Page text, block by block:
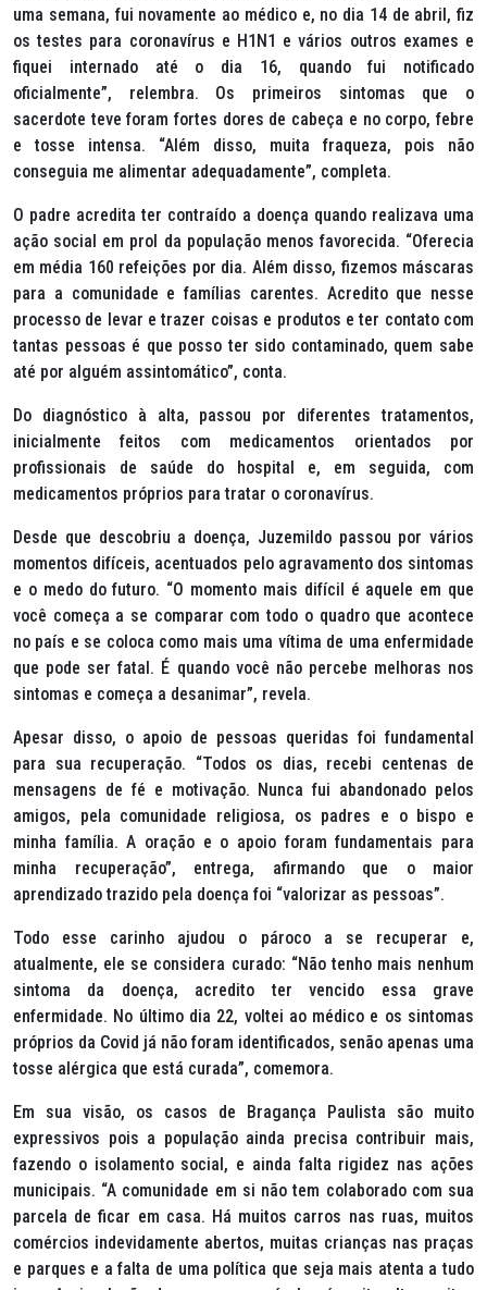
uma semana, fui novamente ao médico e, no dia 14 de abril, fiz
os testes para coronavírus e H1N1 e vários outros exames e
fiquei internado até o dia 16, quando fui notificado
oficialmente”, relembra. Os primeiros sintomas que o
sacerdote teve foram fortes dores de cabeça e no corpo, febre
e tosse intensa. “Além disso, muita fraqueza, pois não
conseguia me alimentar adequadamente”, completa.
O padre acredita ter contraído a doença quando realizava uma
ação social em prol da população menos favorecida. “Oferecia
em média 160 refeições por dia. Além disso, fizemos máscaras
para a comunidade e famílias carentes. Acredito que nesse
processo de levar e trazer coisas e produtos e ter contato com
tantas pessoas é que posso ter sido contaminado, quem sabe
até por alguém assintomático”, conta.
Do diagnóstico à alta, passou por diferentes tratamentos,
inicialmente feitos com medicamentos orientados por
profissionais de saúde do hospital e, em seguida, com
medicamentos próprios para tratar o coronavírus.
Desde que descobriu a doença, Juzemildo passou por vários
momentos difíceis, acentuados pelo agravamento dos sintomas
e o medo do futuro. “O momento mais difícil é aquele em que
você começa a se comparar com todo o quadro que acontece
no país e se coloca como mais uma vítima de uma enfermidade
que pode ser fatal. É quando você não percebe melhoras nos
sintomas e começa a desanimar”, revela.
Apesar disso, o apoio de pessoas queridas foi fundamental
para sua recuperação. “Todos os dias, recebi centenas de
mensagens de fé e motivação. Nunca fui abandonado pelos
amigos, pela comunidade religiosa, os padres e o bispo e
minha família. A oração e o apoio foram fundamentais para
minha recuperação”, entrega, afirmando que o maior
aprendizado trazido pela doença foi “valorizar as pessoas”.
Todo esse carinho ajudou o pároco a se recuperar e,
atualmente, ele se considera curado: “Não tenho mais nenhum
sintoma da doença, acredito ter vencido essa grave
enfermidade. No último dia 22, voltei ao médico e os sintomas
próprios da Covid já não foram identificados, senão apenas uma
tosse alérgica que está curada”, comemora.
Em sua visão, os casos de Bragança Paulista são muito
expressivos pois a população ainda precisa contribuir mais,
fazendo o isolamento social, e ainda falta rigidez nas ações
municipais. “A comunidade em si não tem colaborado com sua
parcela de ficar em casa. Há muitos carros nas ruas, muitos
comércios indevidamente abertos, muitas crianças nas praças
e parques e a falta de uma política que seja mais atenta a tudo